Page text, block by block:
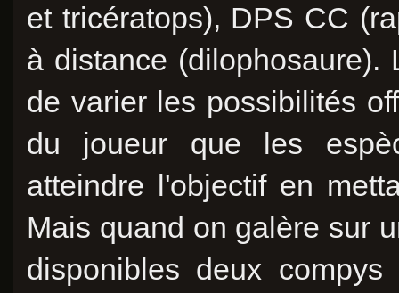
et tricératops), DPS CC
à distance (dilophosaure).
de varier les possibilités
du joueur que les
atteindre l'objectif en
Mais quand on galère sur
disponibles deux